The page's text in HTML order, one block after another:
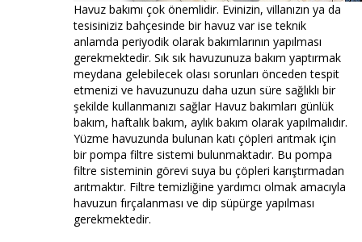
Havuz bakımı çok önemlidir. Evinizin, villanızın ya da
tesisiniziz bahçesinde bir havuz var ise teknik
anlamda periyodik olarak bakımlarının yapılması
gerekmektedir. Sık sık havuzunuza bakım yaptırmak
meydana gelebilecek olası sorunları önceden tespit
etmenizi ve havuzunuzu daha uzun süre sağlıklı bir
şekilde kullanmanızı sağlar Havuz bakımları günlük
bakım, haftalık bakım, aylık bakım olarak yapılmalıdır.
Yüzme havuzunda bulunan katı çöpleri arıtmak için
bir pompa filtre sistemi bulunmaktadır. Bu pompa
filtre sisteminin görevi suya bu çöpleri karıştırmadan
arıtmaktır. Filtre temizliğine yardımcı olmak amacıyla
havuzun fırçalanması ve dip süpürge yapılması
gerekmektedir.